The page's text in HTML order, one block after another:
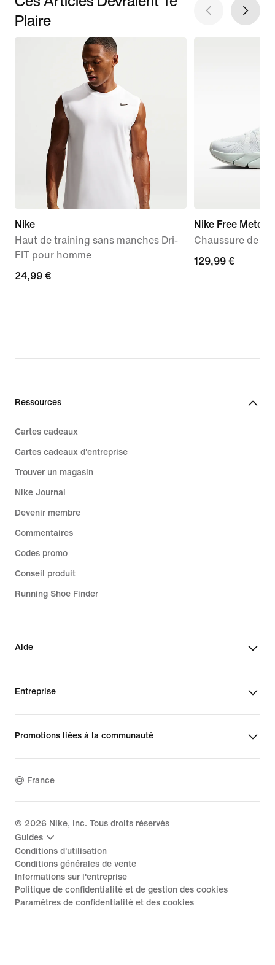
Plaire
Nike
Haut de training sans manches Dri-
FIT pour homme
24,99 €
24,99 €
Nike Free
Chaussure de
129,99 €
129,99 €
Ressources
Cartes cadeaux
Cartes cadeaux d'entreprise
Trouver un magasin
Nike Journal
Devenir membre
Commentaires
Codes promo
Conseil produit
Running Shoe Finder
Aide
Entreprise
Promotions liées à la communauté
France
© 2026 Nike, Inc. Tous droits réservés
Guides
Conditions d'utilisation
Conditions générales de vente
Informations sur l'entreprise
Politique de confidentialité et de gestion des cookies
Paramètres de confidentialité et des cookies